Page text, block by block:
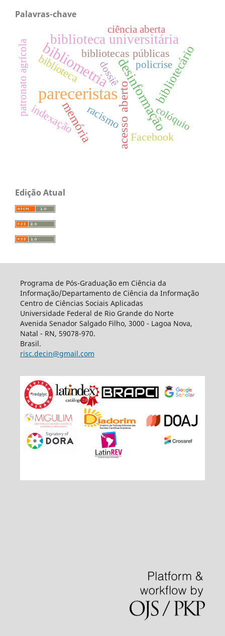
Palavras-chave
pareceristas
bibliometriadesinformação
biblioteca universitária
acesso aberto
bibliotecário
memória
bibliotecas públicas
Facebook
racismo
biblioteca
indexação
dossiê policrise
colóquio
ciência aberta
patronato agrícola
Edição Atual
Programa de Pós-Graduação em Ciência da
Informação/Departamento de Ciência da Informação
Centro de Ciências Sociais Aplicadas
Universidade Federal de Rio Grande do Norte
Avenida Senador Salgado Filho, 3000 - Lagoa Nova,
Natal - RN, 59078-970.
Brasil.
risc.decin@gmail.com